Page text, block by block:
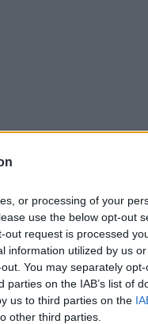
or processing of your
use the below opt-out
request is processed
information utilized by us
You may separately
on the IAB’s list of
us to third parties on the
other third parties.
kodėl tam
formą.
tvarka
paprasčiausių ištakų,
„brėžinio“ buvo